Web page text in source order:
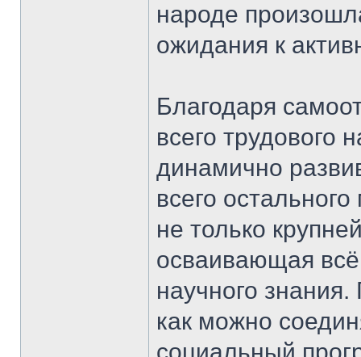
народе
ожидания к
Благодаря
всего трудового
динамично
всего
не только
осваивающая
научного
как можно